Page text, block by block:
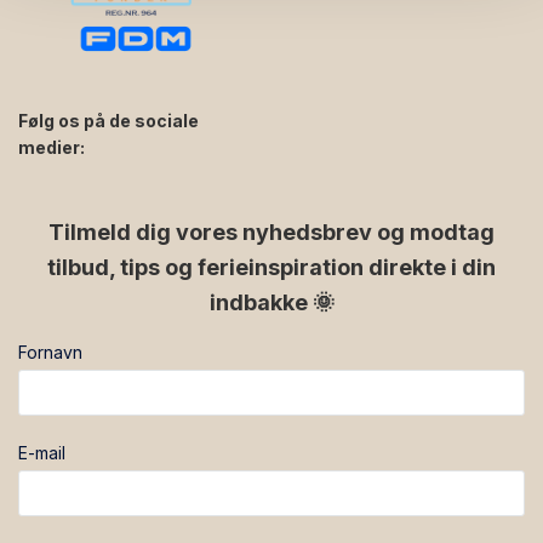
Følg os på de sociale
medier:
Tilmeld dig vores nyhedsbrev og modtag
tilbud, tips og ferieinspiration direkte i din
indbakke 🌞
Fornavn
E-mail